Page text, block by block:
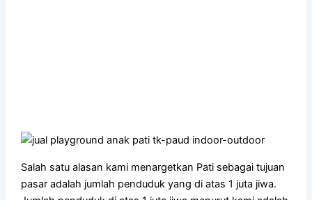
Salah satu alasan kami menargetkan Pati sebagai tujuan
pasar adalah jumlah penduduk yang di atas 1 juta jiwa.